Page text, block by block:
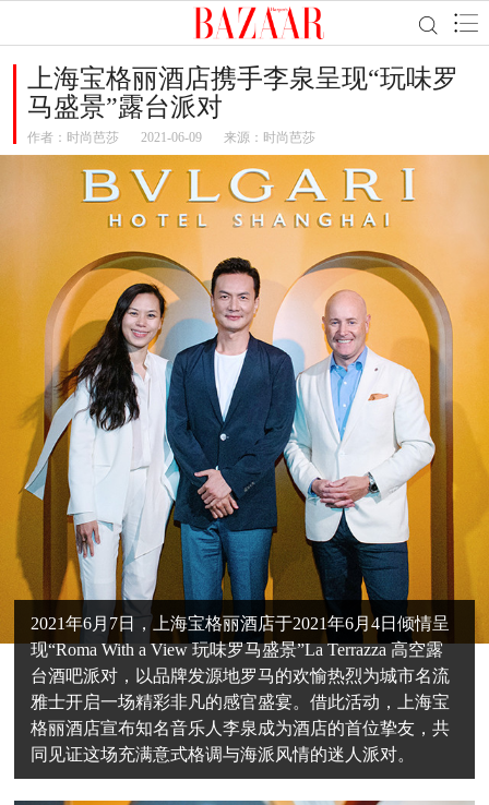
上海宝格丽酒店携手李泉呈现“玩味罗
马盛景”露台派对
作者： 时尚芭莎 2021-06-09 来源：时尚芭莎
2021年6月7日，上海宝格丽酒店于2021年6月4日倾情呈
现“Roma With a View 玩味罗马盛景”La Terrazza 高空露
台酒吧派对，以品牌发源地罗马的欢愉热烈为城市名流
雅士开启一场精彩非凡的感官盛宴。借此活动，上海宝
格丽酒店宣布知名音乐人李泉成为酒店的首位挚友，共
同见证这场充满意式格调与海派风情的迷人派对。